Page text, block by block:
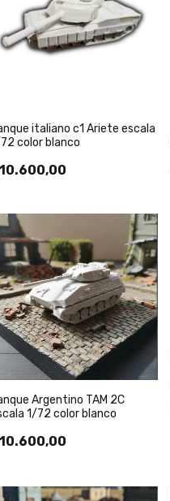
italiano c1 Ariete escala
color blanco
Argentino TAM 2C
1/72 color blanco